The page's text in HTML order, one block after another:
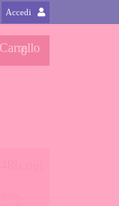
Accedi
0